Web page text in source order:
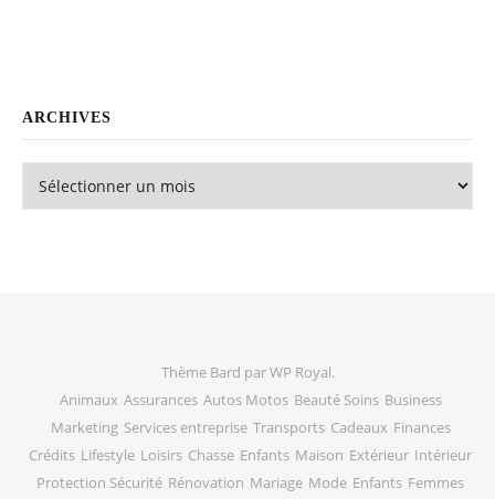
ARCHIVES
Archives
Thème Bard parWP Royal.
Animaux Assurances Autos Motos Beauté Soins Business
Marketing Services entreprise Transports Cadeaux Finances
Crédits Lifestyle Loisirs Chasse Enfants Maison Extérieur Intérieur
Protection Sécurité Rénovation Mariage Mode Enfants Femmes